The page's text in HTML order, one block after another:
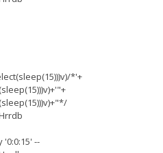
*'+
'0:0:15' --